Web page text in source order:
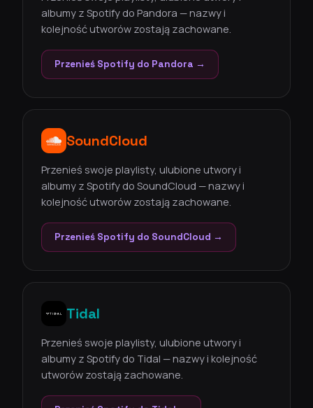
albumy z Spotify do Pandora — nazwy i
kolejność utworów zostają zachowane.
Przenieś Spotify do Pandora →
SoundCloud
Przenieś swoje playlisty, ulubione utwory i
albumy z Spotify do SoundCloud — nazwy i
kolejność utworów zostają zachowane.
Przenieś Spotify do SoundCloud →
Tidal
Przenieś swoje playlisty, ulubione utwory i
albumy z Spotify do Tidal — nazwy i kolejność
utworów zostają zachowane.